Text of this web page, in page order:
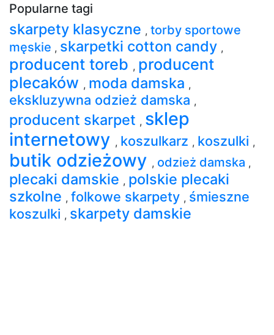
Popularne tagi
skarpety klasyczne , torby sportowe
męskie , skarpetki cotton candy ,
producent toreb , producent
plecaków , moda damska ,
ekskluzywna odzież damska ,
producent skarpet , sklep
internetowy , koszulkarz , koszulki ,
butik odzieżowy , odzież damska ,
plecaki damskie , polskie plecaki
szkolne , folkowe skarpety , śmieszne
koszulki , skarpety damskie